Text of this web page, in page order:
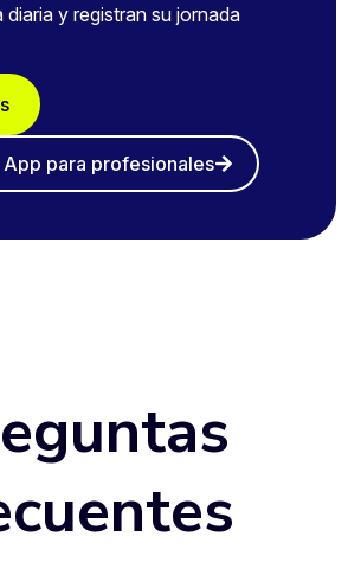
diaria y registran su jornada
para profesionales